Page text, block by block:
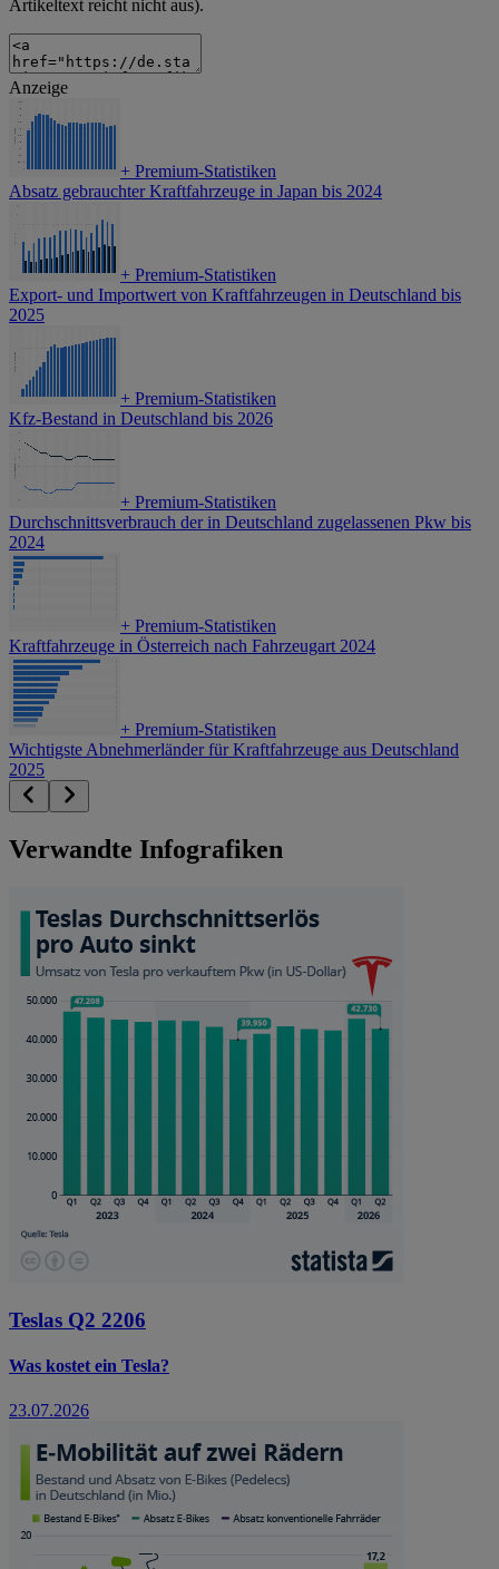
Artikeltext reicht nicht aus).
Anzeige
+ Premium-Statistiken
Absatz gebrauchter Kraftfahrzeuge in Japan bis 2024
+ Premium-Statistiken
Export- und Importwert von Kraftfahrzeugen in Deutschland bis
2025
+ Premium-Statistiken
Kfz-Bestand in Deutschland bis 2026
+ Premium-Statistiken
Durchschnittsverbrauch der in Deutschland zugelassenen Pkw bis
2024
+ Premium-Statistiken
Kraftfahrzeuge in Österreich nach Fahrzeugart 2024
+ Premium-Statistiken
Wichtigste Abnehmerländer für Kraftfahrzeuge aus Deutschland
2025
Verwandte Infografiken
Teslas Q2 2206
Was kostet ein Tesla?
23.07.2026